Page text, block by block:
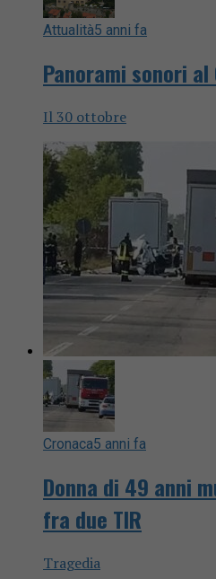
Attualità5 anni fa
Panorami sonori
Il 30 ottobre
Cronaca5 anni fa
Donna di 49 anni
fra due TIR
Tragedia